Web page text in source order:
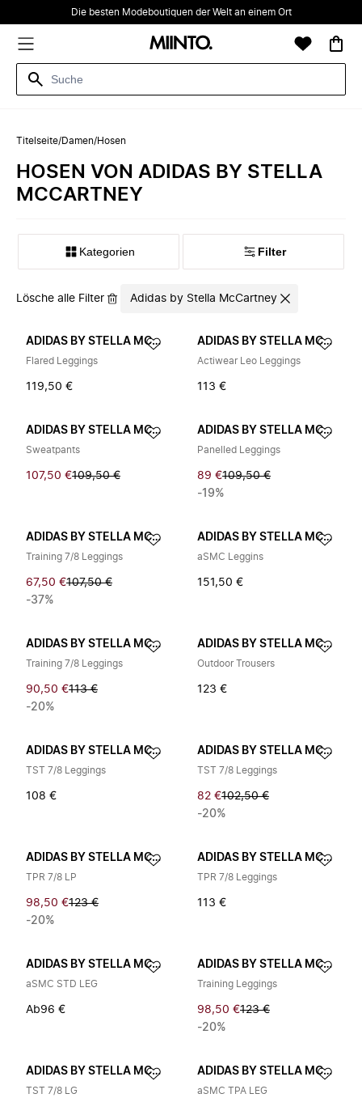
Die besten Modeboutiquen der Welt an einem Ort
Titelseite/Damen/Hosen
HOSEN VON ADIDAS BY STELLA
MCCARTNEY
Kategorien Filter
Lösche alle Filter Adidas by Stella McCartney
ADIDAS BY STELLA MCCARTNEY
Flared Leggings
119,50 €
ADIDAS BY STELLA MCCARTNEY
Actiwear Leo Leggings
113 €
ADIDAS BY STELLA MCCARTNEY
Sweatpants
107,50 €109,50 €
ADIDAS BY STELLA MCCARTNEY
Panelled Leggings
89 €109,50 €
-19%
ADIDAS BY STELLA MCCARTNEY
Training 7/8 Leggings
67,50 €107,50 €
-37%
ADIDAS BY STELLA MCCARTNEY
aSMC Leggins
151,50 €
ADIDAS BY STELLA MCCARTNEY
Training 7/8 Leggings
90,50 €113 €
-20%
ADIDAS BY STELLA MCCARTNEY
Outdoor Trousers
123 €
ADIDAS BY STELLA MCCARTNEY
TST 7/8 Leggings
108 €
ADIDAS BY STELLA MCCARTNEY
TST 7/8 Leggings
82 €102,50 €
-20%
ADIDAS BY STELLA MCCARTNEY
TPR 7/8 LP
98,50 €123 €
-20%
ADIDAS BY STELLA MCCARTNEY
TPR 7/8 Leggings
113 €
ADIDAS BY STELLA MCCARTNEY
aSMC STD LEG
Ab96 €
ADIDAS BY STELLA MCCARTNEY
Training Leggings
98,50 €123 €
-20%
ADIDAS BY STELLA MCCARTNEY
TST 7/8 LG
ADIDAS BY STELLA MCCARTNEY
aSMC TPA LEG